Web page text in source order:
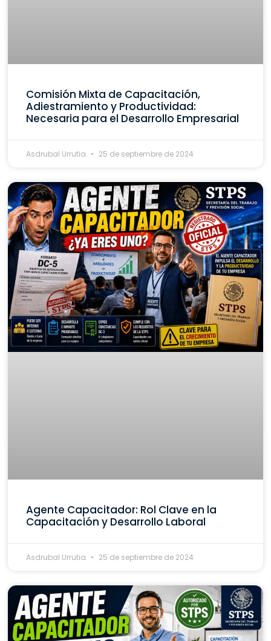
Comisión Mixta de Capacitación,
Adiestramiento y Productividad:
Necesaria para el Desarrollo Empresarial
Asdrubal Urrutia 25 de septiembre de 2024
Agente Capacitador: Rol Clave en la
Capacitación y Desarrollo Laboral
Asdrubal Urrutia 25 de septiembre de 2024